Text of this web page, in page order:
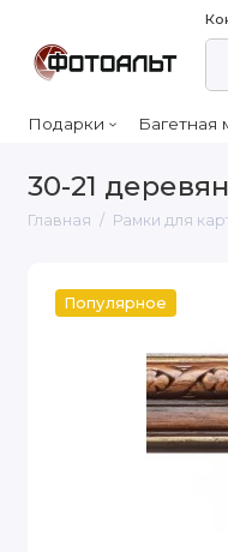
Подарки Багетная
30-21
Главная Рамки для
Популярное